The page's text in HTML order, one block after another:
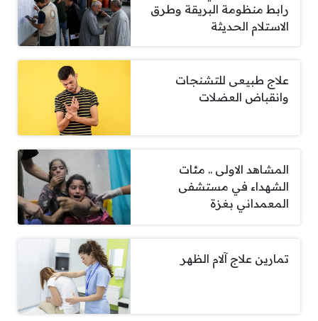
رابط منظومة البريقة وطرق
الاستلام الحديثة
علاج طبيعى للتشنجات
وانقباض العضلات
المشاهد الاولى .. مئات
الشهداء في مستشفى
المعمداني بغزة
تمارين علاج آلام الظهر